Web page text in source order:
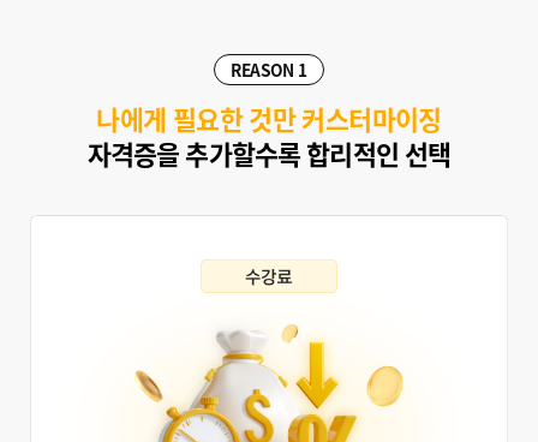
REASON 1
나에게 필요한 것만 커스터마이징
자격증을 추가할수록 합리적인 선택